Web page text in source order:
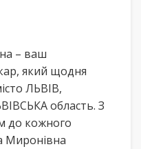
– ваш
який щодня
ЛЬВІВ,
область. З
до кожного
Миронівна